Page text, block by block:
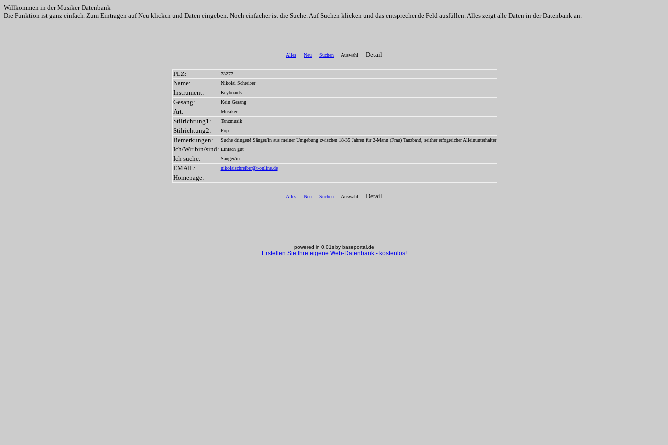
Willkommen in der Musiker-Datenbank
Die Funktion ist ganz einfach. Zum Eintragen auf Neu klicken und Daten eingeben. Noch einfacher ist die Suche. Auf Suchen klicken und das entsprechende Feld ausfüllen. Alles zeigt alle Daten in der Datenbank an.
Alles Neu Suchen Auswahl Detail
PLZ: 73277
Name: Nikolai Schreiber
Instrument: Keyboards
Gesang: Kein Gesang
Art: Musiker
Stilrichtung1: Tanzmusik
Stilrichtung2: Pop
Bemerkungen: Suche dringend Sänger/in aus meiner Umgebung zwischen 18-35 Jahren für 2-Mann (Frau) Tanzband, seither erfogreicher Alleinunterhalter
Ich/Wir bin/sind: Einfach gut
Ich suche: Sänger/in
EMAIL: nikolaischreiber@t-online.de
Homepage:
Alles Neu Suchen Auswahl Detail
powered in 0.01s by baseportal.de
Erstellen Sie Ihre eigene Web-Datenbank - kostenlos!